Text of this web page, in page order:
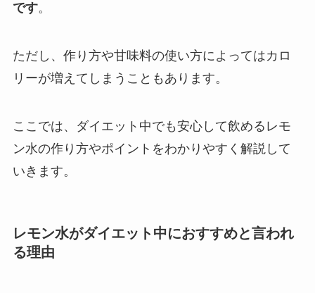
です。
ただし、作り方や甘味料の使い方によってはカロ
リーが増えてしまうこともあります。
ここでは、ダイエット中でも安心して飲めるレモ
ン水の作り方やポイントをわかりやすく解説して
いきます。
レモン水がダイエット中におすすめと言われ
る理由